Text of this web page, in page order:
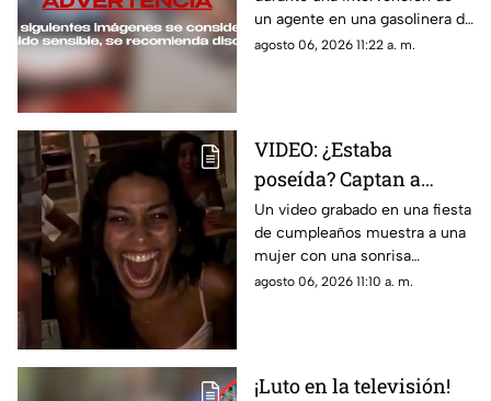
gasolinera de Arizona
un agente en una gasolinera de
Arizona. El incidente quedó
agosto 06, 2026 11:22 a. m.
VIDEO: ¿Estaba
poseída? Captan a
mujer con
INQUIETANTE
SONRISA durante su
fiesta de cumpleaños
Un video grabado en una fiesta
de cumpleaños muestra a una
mujer con una sonrisa
inquietante; usuarios debaten
agosto 06, 2026 11:10 a. m.
¡Luto en la televisión!